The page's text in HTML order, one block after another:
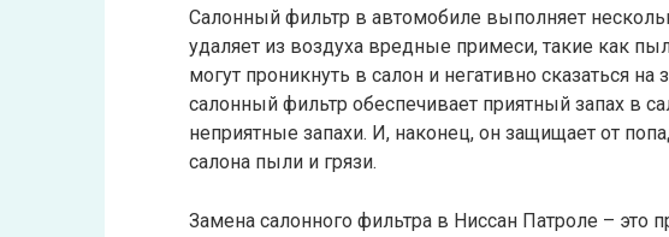
Салонный фильтр в автомобиле выполняет
удаляет из воздуха вредные примеси, такие как
могут проникнуть в салон и негативно сказаться
салонный фильтр обеспечивает приятный запах в
неприятные запахи. И, наконец, он защищает от
салона пыли и грязи.
Замена салонного фильтра в Ниссан Патроле – это